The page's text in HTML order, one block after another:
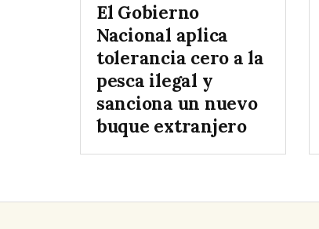
El Gobierno
Nacional aplica
tolerancia cero a la
pesca ilegal y
sanciona un nuevo
buque extranjero